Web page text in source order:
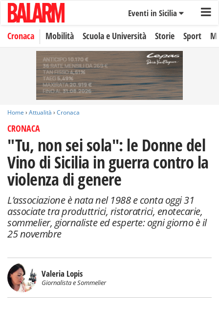
Eventi in Sicilia
Cronaca Mobilità Scuola e Università Storie Sport
Home › Attualità › Cronaca
CRONACA
"Tu, non sei sola": le Donne del
Vino di Sicilia in guerra contro la
violenza di genere
L’associazione è nata nel 1988 e conta oggi 31
associate tra produttrici, ristoratrici, enotecarie,
sommelier, giornaliste ed esperte: ogni giorno è il
25 novembre
Valeria Lopis
Giornalista e Sommelier